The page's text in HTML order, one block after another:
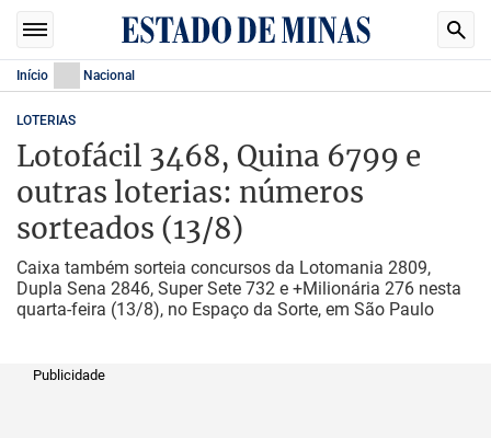
Início Nacional
LOTERIAS
Lotofácil 3468, Quina 6799 e
outras loterias: números
sorteados (13/8)
Caixa também sorteia concursos da Lotomania 2809,
Dupla Sena 2846, Super Sete 732 e +Milionária 276 nesta
quarta-feira (13/8), no Espaço da Sorte, em São Paulo
Publicidade